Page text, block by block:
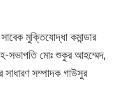
মুক্তিযোদ্ধা কমান্ডার
সভাপতি মোঃ শুকুর আহম্মেদ,
সম্পাদক গাউসুর